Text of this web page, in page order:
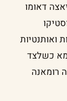
דאומו
ואותנטיות
כשלצד
רומאנה